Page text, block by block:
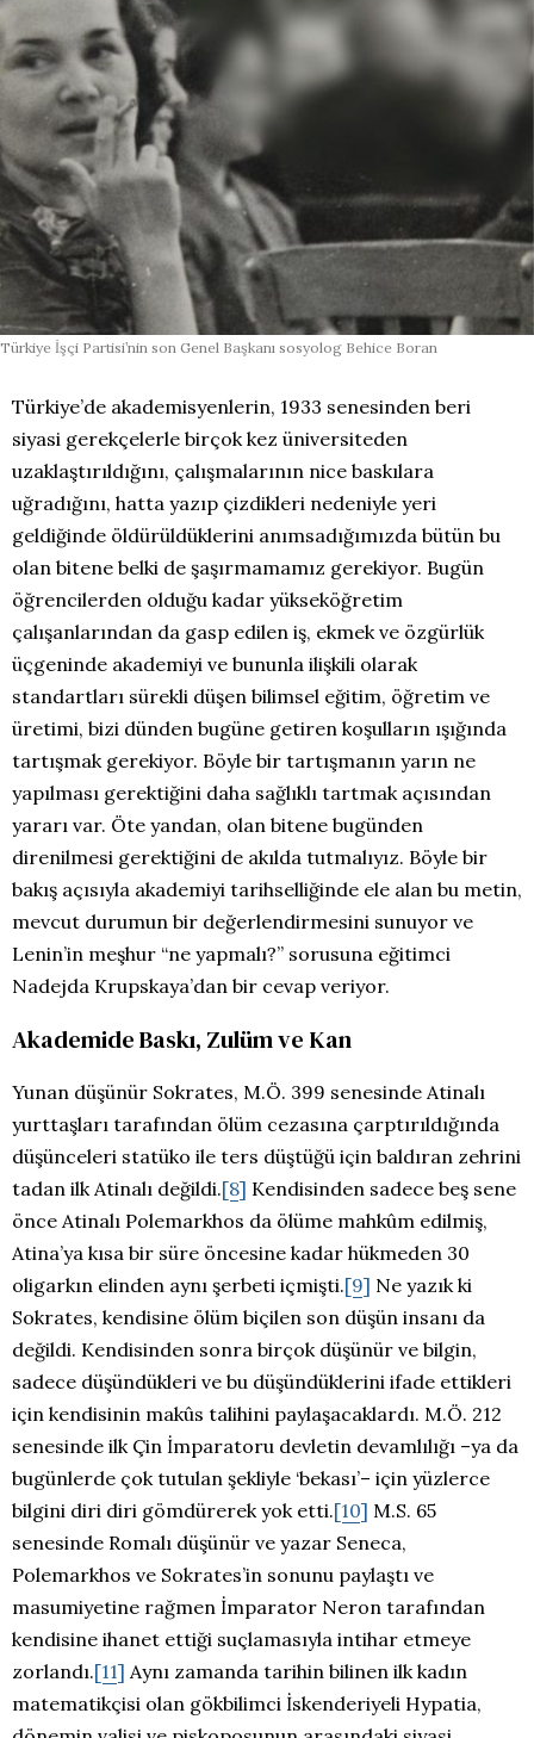
Türkiye İşçi Partisi’nin son Genel Başkanı sosyolog Behice Boran
Türkiye’de akademisyenlerin, 1933 senesinden beri
siyasi gerekçelerle birçok kez üniversiteden
uzaklaştırıldığını, çalışmalarının nice baskılara
uğradığını, hatta yazıp çizdikleri nedeniyle yeri
geldiğinde öldürüldüklerini anımsadığımızda bütün bu
olan bitene belki de şaşırmamamız gerekiyor. Bugün
öğrencilerden olduğu kadar yükseköğretim
çalışanlarından da gasp edilen iş, ekmek ve özgürlük
üçgeninde akademiyi ve bununla ilişkili olarak
standartları sürekli düşen bilimsel eğitim, öğretim ve
üretimi, bizi dünden bugüne getiren koşulların ışığında
tartışmak gerekiyor. Böyle bir tartışmanın yarın ne
yapılması gerektiğini daha sağlıklı tartmak açısından
yararı var. Öte yandan, olan bitene bugünden
direnilmesi gerektiğini de akılda tutmalıyız. Böyle bir
bakış açısıyla akademiyi tarihselliğinde ele alan bu metin,
mevcut durumun bir değerlendirmesini sunuyor ve
Lenin’in meşhur “ne yapmalı?” sorusuna eğitimci
Nadejda Krupskaya’dan bir cevap veriyor.
Akademide Baskı, Zulüm ve Kan
Yunan düşünür Sokrates, M.Ö. 399 senesinde Atinalı
yurttaşları tarafından ölüm cezasına çarptırıldığında
düşünceleri statüko ile ters düştüğü için baldıran zehrini
tadan ilk Atinalı değildi.[8] Kendisinden sadece beş sene
önce Atinalı Polemarkhos da ölüme mahkûm edilmiş,
Atina’ya kısa bir süre öncesine kadar hükmeden 30
oligarkın elinden aynı şerbeti içmişti.[9] Ne yazık ki
Sokrates, kendisine ölüm biçilen son düşün insanı da
değildi. Kendisinden sonra birçok düşünür ve bilgin,
sadece düşündükleri ve bu düşündüklerini ifade ettikleri
için kendisinin makûs talihini paylaşacaklardı. M.Ö. 212
senesinde ilk Çin İmparatoru devletin devamlılığı –ya da
bugünlerde çok tutulan şekliyle ‘bekası’– için yüzlerce
bilgini diri diri gömdürerek yok etti.[10] M.S. 65
senesinde Romalı düşünür ve yazar Seneca,
Polemarkhos ve Sokrates’in sonunu paylaştı ve
masumiyetine rağmen İmparator Neron tarafından
kendisine ihanet ettiği suçlamasıyla intihar etmeye
zorlandı.[11] Aynı zamanda tarihin bilinen ilk kadın
matematikçisi olan gökbilimci İskenderiyeli Hypatia,